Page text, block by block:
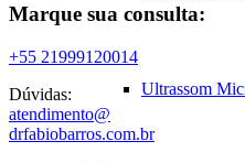
Ultrassom
Marque sua consulta:
+55 21999120014
Dúvidas:
atendimento@
drfabiobarros.com.br